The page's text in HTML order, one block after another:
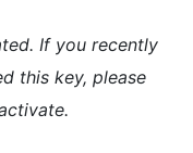
If you recently
this key, please